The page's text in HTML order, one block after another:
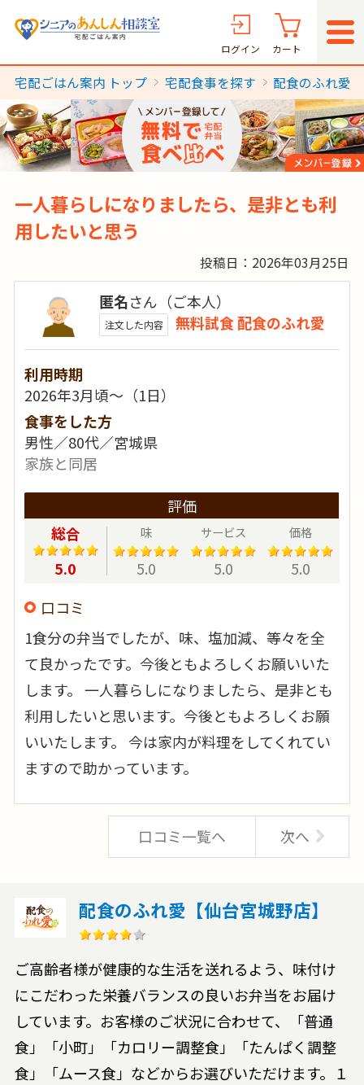
ログイン カート
宅配ごはん案内 トップ 宅配食事を探す 配食のふれ愛
一人暮らしになりましたら、是非とも利
用したいと思う
投稿日：2026年03月25日
匿名さん（ご本人）
注文した内容 無料試食 配食のふれ愛
利用時期
2026年3月頃～（1日）
食事をした方
男性／80代／宮城県
家族と同居
評価
総合
5.0
味
5.0
サービス
5.0
価格
5.0
口コミ
1食分の弁当でしたが、味、塩加減、等々を全
て良かったです。今後ともよろしくお願いいた
します。 一人暮らしになりましたら、是非とも
利用したいと思います。今後ともよろしくお願
いいたします。 今は家内が料理をしてくれてい
ますので助かっています。
口コミ一覧へ 次へ
配食のふれ愛【仙台宮城野店】
ご高齢者様が健康的な生活を送れるよう、味付け
にこだわった栄養バランスの良いお弁当をお届け
しています。お客様のご状況に合わせて、「普通
食」「小町」「カロリー調整食」「たんぱく調整
食」「ムース食」などからお選びいただけます。１